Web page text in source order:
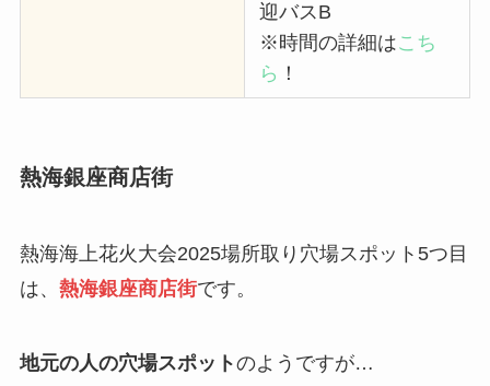
迎バスB
※時間の詳細はこち
ら ！
熱海銀座商店街
熱海海上花火大会2025場所取り穴場スポット5つ目
は、 熱海銀座商店街です。
地元の人の穴場スポットのようですが…